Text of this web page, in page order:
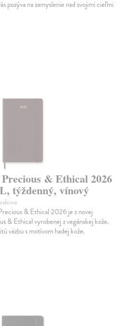
pozýva na zamyslenie nad svojimi cieľmi
& Ethical 2026
týždenný, vínový
& Ethical 2026 je z novej
& Ethical vyrobenej z vegánskej kože.
väzbu s motívom hadej kože.